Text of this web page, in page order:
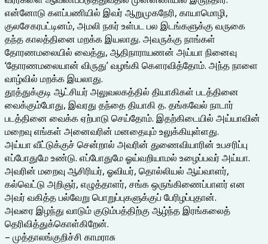
என்னோடு களப்பணியில் இவர் ஆறுமுகநேரி, காயாமொழி,
குலசேகரபட்டினம், அமலி நகர் உள்பட பல இடங்களுக்கு வருகை
தந்த காலத்தினை மறக்க இயலாது. அவருக்கு நாங்கள்
தோரணமலையில் வைத்து, ஆதிநாராயணன் அய்யா நினைவு
‘தோரணமலையான் விருது’ வழங்கி கௌரவித்தோம். அந்த நாளை
வாழ்வில் மறக்க இயலாது.
தூத்துக்குடி ஆட்சியர் அலுவலகத்தில் தியாகிகள் படத்தினை
வைக்கும்போது, இவரது தந்தை தியாகி த. தங்கவேல் நாடார்
படத்தினை வைக்க ஏற்பாடு செய்தோம். இதற்கிடையில் அய்யாவின்
மறைவு எங்கள் அனைவரின் மனதையும் உலுக்கியுள்ளது.
அய்யா வீட்டுக்குச் சென்றால் அவரின் துணைவியாரின் உபசரிப்பு
எப்போதுமே உண்டு. எப்போதுமே ஓய்வறியாமல் உழைப்பவர் அய்யா.
அவரின் மறைவு ஆசிரியர், ஓவியர், தொல்லியல் ஆய்வாளர்,
கல்வெட்டு அறிஞர், எழுத்தாளர், சங்க ஒருங்கிணைப்பாளர் என
அவர் வகித்த பல்வேறு பொறுப்புகளுக்குப் பேரிழப்புதான்.
அவரை இழந்து வாடும் குடும்பத்திற்கு ஆழ்ந்த இரங்கலைத்
தெரிவித்துக்கொள்கிறேன்.
– முத்தாலங்குறிச்சி காமராசு